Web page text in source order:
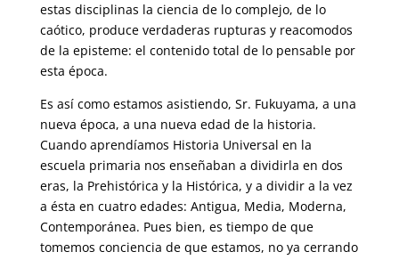
estas disciplinas la ciencia de lo complejo, de lo
caótico, produce verdaderas rupturas y reacomodos
de la episteme: el contenido total de lo pensable por
esta época.
Es así como estamos asistiendo, Sr. Fukuyama, a una
nueva época, a una nueva edad de la historia.
Cuando aprendíamos Historia Universal en la
escuela primaria nos enseñaban a dividirla en dos
eras, la Prehistórica y la Histórica, y a dividir a la vez
a ésta en cuatro edades: Antigua, Media, Moderna,
Contemporánea. Pues bien, es tiempo de que
tomemos conciencia de que estamos, no ya cerrando